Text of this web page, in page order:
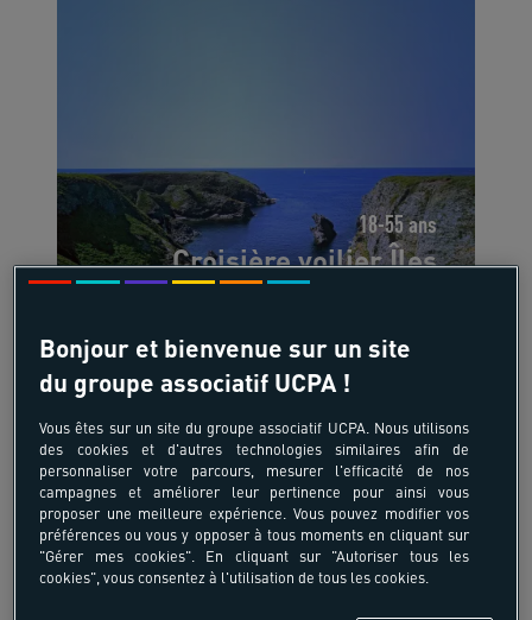
18-55 ans
Croisière voilier Îles
à partir de 565 €/pers
7 jours, 6 nuits
Bonjour et bienvenue sur un site
du groupe associatif UCPA !
Vous êtes sur un site du groupe associatif UCPA. Nous utilisons
des cookies et d'autres technologies similaires afin de
personnaliser votre parcours, mesurer l'efficacité de nos
campagnes et améliorer leur pertinence pour ainsi vous
proposer une meilleure expérience. Vous pouvez modifier vos
préférences ou vous y opposer à tous moments en cliquant sur
"Gérer mes cookies". En cliquant sur "Autoriser tous les
cookies", vous consentez à l'utilisation de tous les cookies.